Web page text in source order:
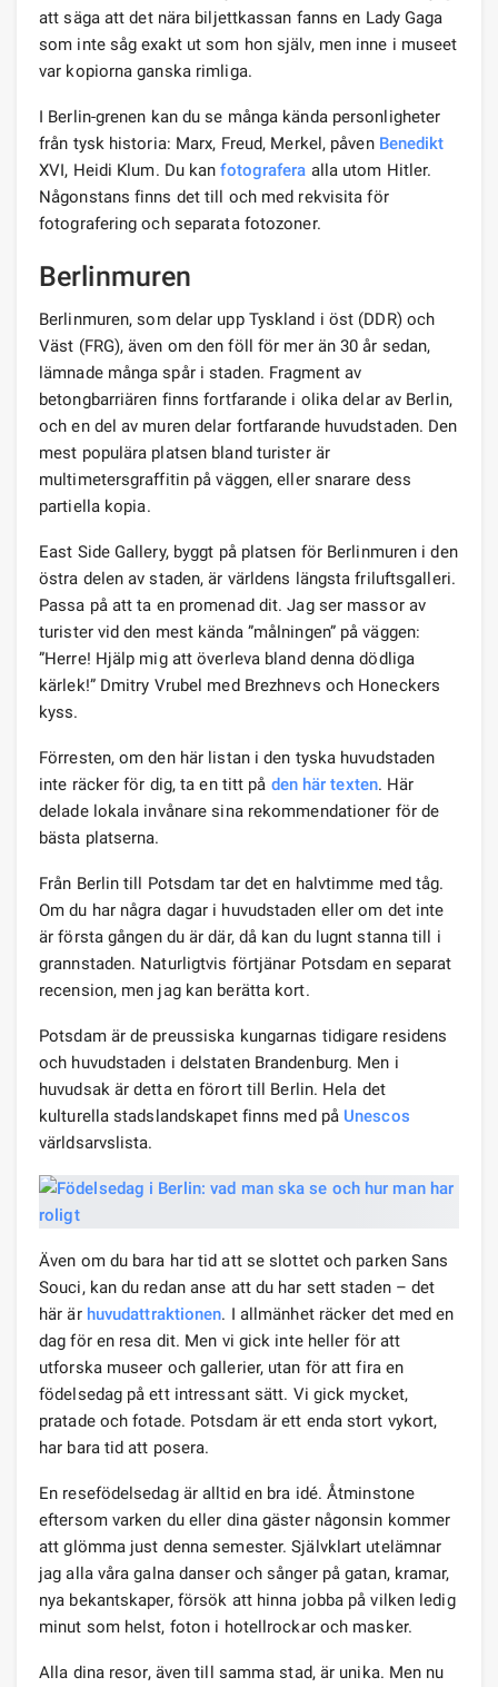
att säga att det nära biljettkassan fanns en Lady Gaga
som inte såg exakt ut som hon själv, men inne i museet
var kopiorna ganska rimliga.
I Berlin-grenen kan du se många kända personligheter
från tysk historia: Marx, Freud, Merkel, påven Benedikt
XVI, Heidi Klum. Du kanfotografera alla utom Hitler.
Någonstans finns det till och med rekvisita för
fotografering och separata fotozoner.
Berlinmuren
Berlinmuren, som delar upp Tyskland i öst (DDR) och
Väst (FRG), även om den föll för mer än 30 år sedan,
lämnade många spår i staden. Fragment av
betongbarriären finns fortfarande i olika delar av Berlin,
och en del av muren delar fortfarande huvudstaden. Den
mest populära platsen bland turister är
multimetersgraffitin på väggen, eller snarare dess
partiella kopia.
East Side Gallery, byggt på platsen för Berlinmuren i den
östra delen av staden, är världens längsta friluftsgalleri.
Passa på att ta en promenad dit. Jag ser massor av
turister vid den mest kända ”målningen” på väggen:
”Herre! Hjälp mig att överleva bland denna dödliga
kärlek!” Dmitry Vrubel med Brezhnevs och Honeckers
kyss.
Förresten, om den här listan i den tyska huvudstaden
inte räcker för dig, ta en titt på den här texten. Här
delade lokala invånare sina rekommendationer för de
bästa platserna.
Från Berlin till Potsdam tar det en halvtimme med tåg.
Om du har några dagar i huvudstaden eller om det inte
är första gången du är där, då kan du lugnt stanna till i
grannstaden. Naturligtvis förtjänar Potsdam en separat
recension, men jag kan berätta kort.
Potsdam är de preussiska kungarnas tidigare residens
och huvudstaden i delstaten Brandenburg. Men i
huvudsak är detta en förort till Berlin. Hela det
kulturella stadslandskapet finns med på Unescos
världsarvslista.
Även om du bara har tid att se slottet och parken Sans
Souci, kan du redan anse att du har sett staden – det
här är huvudattraktionen. I allmänhet räcker det med en
dag för en resa dit. Men vi gick inte heller för att
utforska museer och gallerier, utan för att fira en
födelsedag på ett intressant sätt. Vi gick mycket,
pratade och fotade. Potsdam är ett enda stort vykort,
har bara tid att posera.
En resefödelsedag är alltid en bra idé. Åtminstone
eftersom varken du eller dina gäster någonsin kommer
att glömma just denna semester. Självklart utelämnar
jag alla våra galna danser och sånger på gatan, kramar,
nya bekantskaper, försök att hinna jobba på vilken ledig
minut som helst, foton i hotellrockar och masker.
Alla dina resor, även till samma stad, är unika. Men nu